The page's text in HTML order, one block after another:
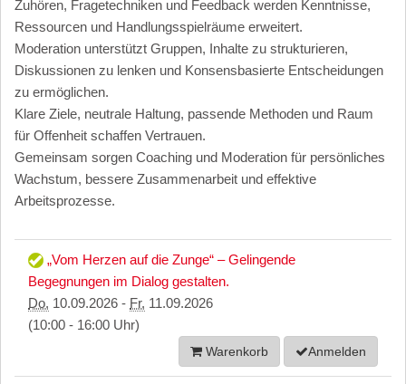
Zuhören, Fragetechniken und Feedback werden Kenntnisse,
Ressourcen und Handlungsspielräume erweitert.
Moderation unterstützt Gruppen, Inhalte zu strukturieren,
Diskussionen zu lenken und Konsensbasierte Entscheidungen
zu ermöglichen.
Klare Ziele, neutrale Haltung, passende Methoden und Raum
für Offenheit schaffen Vertrauen.
Gemeinsam sorgen Coaching und Moderation für persönliches
Wachstum, bessere Zusammenarbeit und effektive
Arbeitsprozesse.
„Vom Herzen auf die Zunge“ – Gelingende
Begegnungen im Dialog gestalten.
Do. 10.09.2026 - Fr. 11.09.2026
(10:00 - 16:00 Uhr)
Warenkorb Anmelden